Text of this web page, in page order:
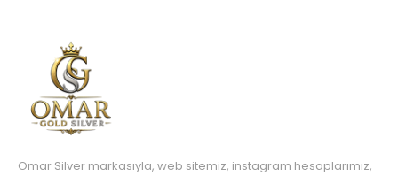
Omar Silver markasıyla, web sitemiz, instagram hesaplarımız,